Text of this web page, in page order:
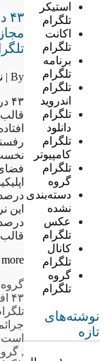
استیکر
تلگرام
اکانت
تلگرام
برنامه
تلگرام
تلگرام
اندروید
تلگرام
دانلود
تلگرام
کامپیوتر
تلگرام
گروه
دسته‌بندی
نشده
عکس
تلگرام
کانال
تلگرام
گروه
تلگرام
نوشته‌های
تازه
By |
قالب
درصد
»
گروه
۴۳ افتاده
است
,